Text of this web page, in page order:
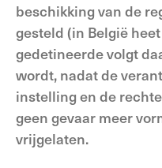
beschikking van de
gesteld (in België
gedetineerde volgt
wordt, nadat de
instelling en de
geen gevaar meer
vrijgelaten.